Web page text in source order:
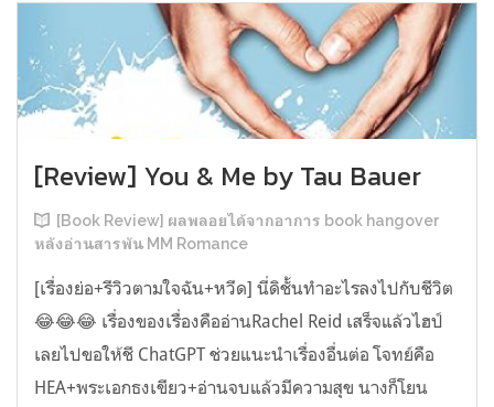
[Review] You & Me by Tau Bauer
[Book Review] ผลพลอยได้จากอาการ book hangover
หลังอ่านสารพัน MM Romance
[เรื่องย่อ+รีวิวตามใจฉัน+หวีด] นี่ดิชั้นทำอะไรลงไปกับชีวิต
😂😂😂 เรื่องของเรื่องคืออ่านRachel Reid เสร็จแล้วไฮป์
เลยไปขอให้ชี ChatGPT ช่วยแนะนำเรื่องอื่นต่อ โจทย์คือ
HEA+พระเอกธงเขียว+อ่านจบแล้วมีความสุข นางก็โยน